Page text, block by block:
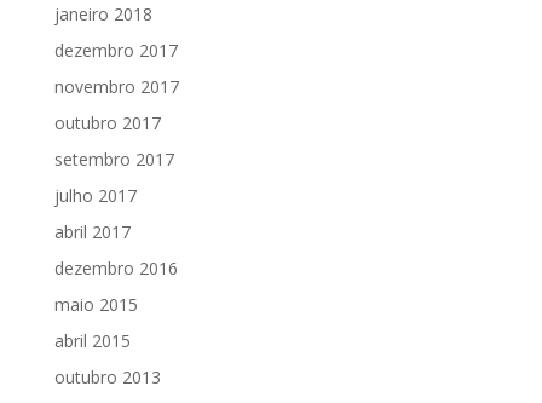
janeiro 2018
dezembro 2017
novembro 2017
outubro 2017
setembro 2017
julho 2017
abril 2017
dezembro 2016
maio 2015
abril 2015
outubro 2013